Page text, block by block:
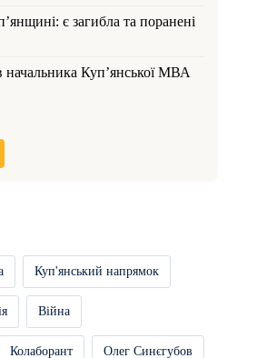
є загибла та поранені
начальника Купʼянської МВА
Куп'янський напрямок
Війна
Колаборант Олег Синєгубов